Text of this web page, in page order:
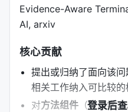
Evidence-Aware
AI, arxiv
核心贡献
提出或归纳了面向该问
相关工作纳入可比较的
对方法组件 （表示学
登录后